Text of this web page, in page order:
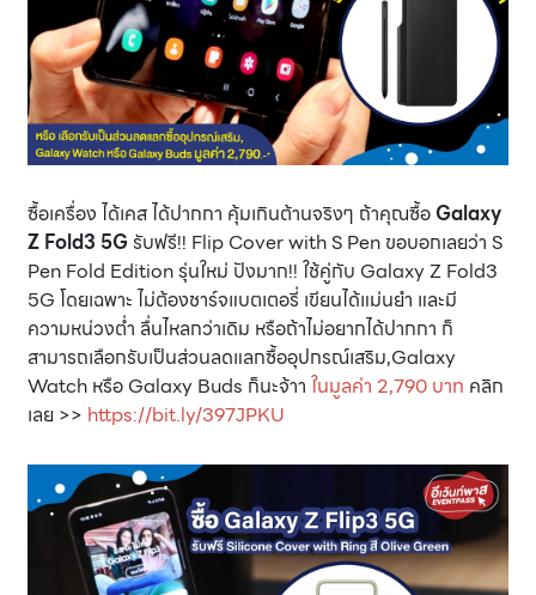
ซื้อเครื่อง ได้เคส ได้ปากกา คุ้มเกินต้านจริงๆ ถ้าคุณซื้อ Galaxy
Z Fold3 5G รับฟรี!! Flip Cover with S Pen ขอบอกเลยว่า S
Pen Fold Edition รุ่นใหม่ ปังมาก!! ใช้คู่กับ Galaxy Z Fold3
5G โดยเฉพาะ ไม่ต้องชาร์จแบตเตอรี่ เขียนได้แม่นยำ และมี
ความหน่วงต่ำ ลื่นไหลกว่าเดิม หรือถ้าไม่อยากได้ปากกา ก็
สามารถเลือกรับเป็นส่วนลดแลกซื้ออุปกรณ์เสริม,Galaxy
Watch หรือ Galaxy Buds ก็นะจ้าา ในมูลค่า 2,790 บาท คลิก
เลย >> https://bit.ly/397JPKU